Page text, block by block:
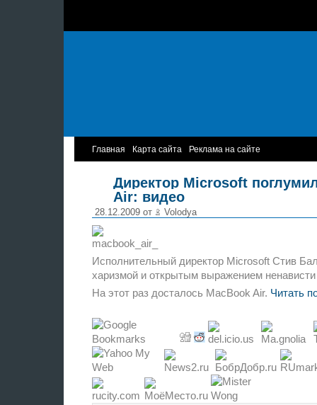
Главная Карта сайта Реклама на сайте
Директор Microsoft
Air: видео
28.12.2009 от Volodya
Исполнительный директор Microsoft Стив
харизмой и открытым выражением
На этот раз досталось MacBook Air. Читать